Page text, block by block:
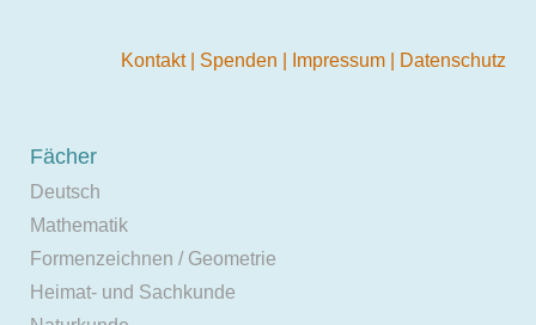
Kontakt Spenden Impressum Datenschutz
Fächer
Deutsch
Mathematik
Formenzeichnen / Geometrie
Heimat- und Sachkunde